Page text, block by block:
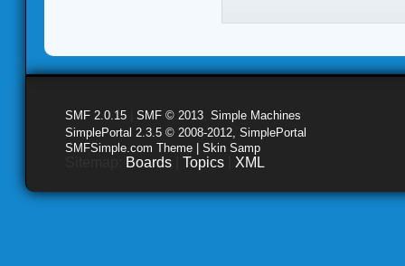
SMF 2.0.15 SMF © 2013 Simple Machines
SimplePortal 2.3.5 © 2008-2012, SimplePortal
SMFSimple.com Theme | Skin Samp
Boards Topics XML